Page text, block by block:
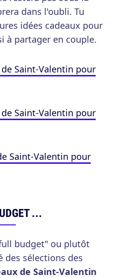
dans l'oubli. Tu
idées cadeaux pour
à partager en couple.
Saint-Valentin pour
Saint-Valentin pour
Saint-Valentin pour
...
budget" ou plutôt
des sélections des
de Saint-Valentin